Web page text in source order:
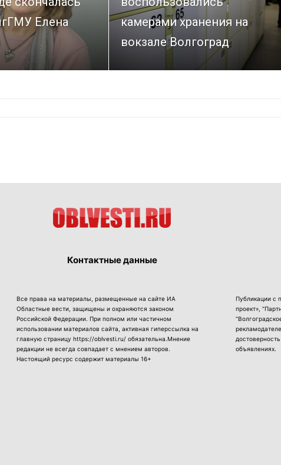
Елена
камерами хранения на
вокзале Волгоград
Контактные данные
Все права на материалы, размещенные на сайте ИА
Областные вести, защищены и охраняются законом
Российской Федерации. При полном или частичном
использовании материалов сайта, активная гиперссылка на
главную страницу https://oblvesti.ru/ обязательна.Мнение
редакции не всегда совпадает с мнением авторов.
Настоящий ресурс содержит материалы 16+
Публикации с
проект»,
объявлениях.